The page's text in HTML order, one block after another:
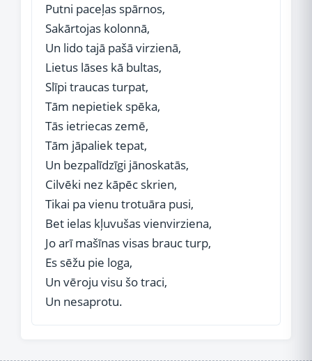
Putni paceļas spārnos,
Sakārtojas kolonnā,
Un lido tajā pašā virzienā,
Lietus lāses kā bultas,
Slīpi traucas turpat,
Tām nepietiek spēka,
Tās ietriecas zemē,
Tām jāpaliek tepat,
Un bezpalīdzīgi jānoskatās,
Cilvēki nez kāpēc skrien,
Tikai pa vienu trotuāra pusi,
Bet ielas kļuvušas vienvirziena,
Jo arī mašīnas visas brauc turp,
Es sēžu pie loga,
Un vēroju visu šo traci,
Un nesaprotu.